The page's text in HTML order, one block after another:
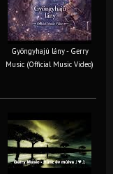
Gyöngyhajú lány - Gerry
Music (Official Music Video)